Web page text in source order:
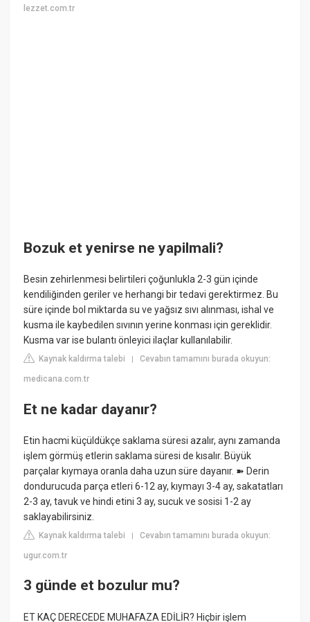
lezzet.com.tr
Bozuk et yenirse ne yapilmali?
Besin zehirlenmesi belirtileri çoğunlukla 2-3 gün içinde
kendiliğinden geriler ve herhangi bir tedavi gerektirmez. Bu
süre içinde bol miktarda su ve yağsız sıvı alınması, ishal ve
kusma ile kaybedilen sıvının yerine konması için gereklidir.
Kusma var ise bulantı önleyici ilaçlar kullanılabilir.
Kaynak kaldırma talebi |Cevabın tamamını burada okuyun:
medicana.com.tr
Et ne kadar dayanır?
Etin hacmi küçüldükçe saklama süresi azalır, aynı zamanda
işlem görmüş etlerin saklama süresi de kısalır. Büyük
parçalar kıymaya oranla daha uzun süre dayanır. ➽ Derin
dondurucuda parça etleri 6-12 ay, kıymayı 3-4 ay, sakatatları
2-3 ay, tavuk ve hindi etini 3 ay, sucuk ve sosisi 1-2 ay
saklayabilirsiniz.
Kaynak kaldırma talebi |Cevabın tamamını burada okuyun:
ugur.com.tr
3 günde et bozulur mu?
ET KAÇ DERECEDE MUHAFAZA EDİLİR? Hiçbir işlem